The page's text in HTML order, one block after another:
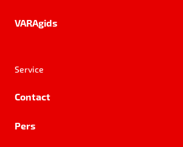
VARAgids
Service
Contact
Pers